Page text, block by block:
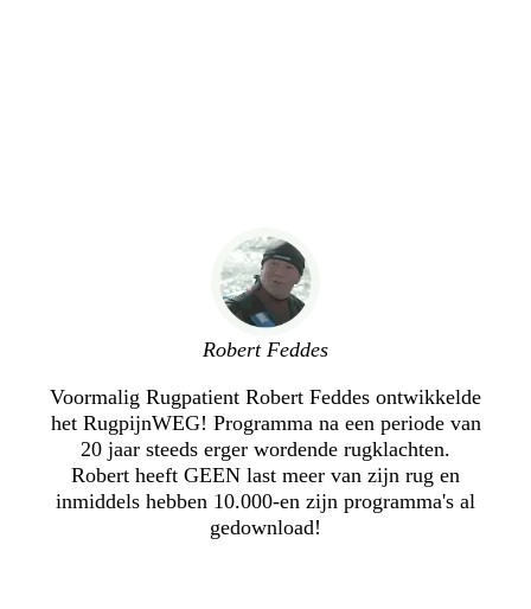
Robert Feddes
Voormalig Rugpatient Robert Feddes ontwikkelde
het RugpijnWEG! Programma na een periode van
20 jaar steeds erger wordende rugklachten.
Robert heeft GEEN last meer van zijn rug en
inmiddels hebben 10.000-en zijn programma's al
gedownload!